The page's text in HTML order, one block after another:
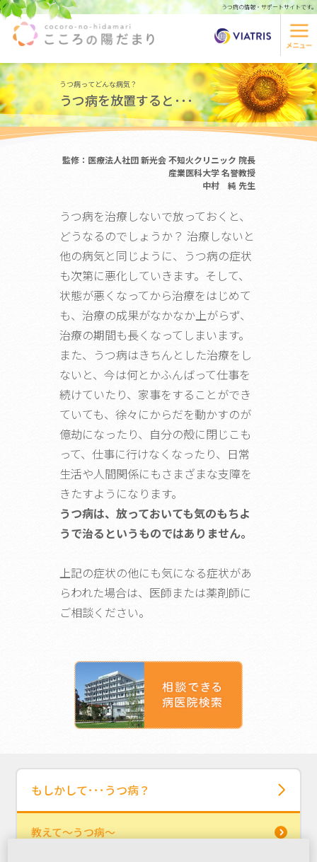
うつ病の情報・サポートサイトです。
うつ病ってどんな病気？
うつ病を放置すると･･･
監修：医療法人社団 新光会 不知火クリニック 院長
産業医科大学 名誉教授
中村 純 先生
うつ病を治療しないで放っておくと、
どうなるのでしょうか？ 治療しないと
他の病気と同じように、うつ病の症状
も次第に悪化していきます。そして、
状態が悪くなってから治療をはじめて
も、治療の成果がなかなか上がらず、
治療の期間も長くなってしまいます。
また、うつ病はきちんとした治療をし
ないと、今は何とかふんばって仕事を
続けていたり、家事をすることができ
ていても、徐々にからだを動かすのが
億劫になったり、自分の殻に閉じこも
って、仕事に行けなくなったり、日常
生活や人間関係にもさまざまな支障を
きたすようになります。
うつ病は、放っておいても気のもちよ
うで治るというものではありません。
上記の症状の他にも気になる症状があ
らわれた場合は、医師または薬剤師に
ご相談ください。
もしかして･･･うつ病？
教えて～うつ病～